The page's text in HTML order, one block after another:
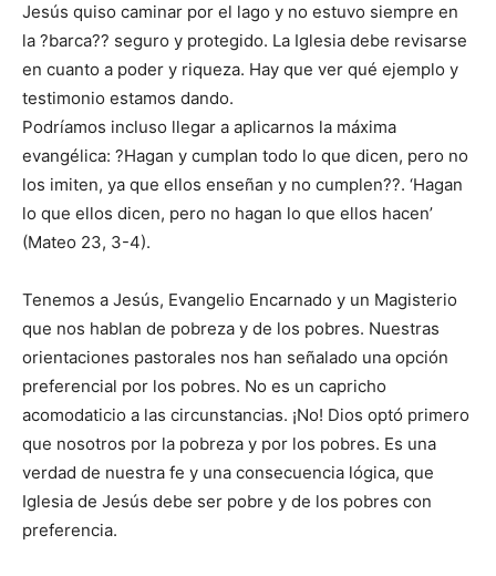
Jesús quiso caminar por el lago y no estuvo siempre en
la ?barca?? seguro y protegido. La Iglesia debe revisarse
en cuanto a poder y riqueza. Hay que ver qué ejemplo y
testimonio estamos dando.
Podríamos incluso llegar a aplicarnos la máxima
evangélica: ?Hagan y cumplan todo lo que dicen, pero no
los imiten, ya que ellos enseñan y no cumplen??. ‘Hagan
lo que ellos dicen, pero no hagan lo que ellos hacen’
(Mateo 23, 3-4).
Tenemos a Jesús, Evangelio Encarnado y un Magisterio
que nos hablan de pobreza y de los pobres. Nuestras
orientaciones pastorales nos han señalado una opción
preferencial por los pobres. No es un capricho
acomodaticio a las circunstancias. ¡No! Dios optó primero
que nosotros por la pobreza y por los pobres. Es una
verdad de nuestra fe y una consecuencia lógica, que
Iglesia de Jesús debe ser pobre y de los pobres con
preferencia.